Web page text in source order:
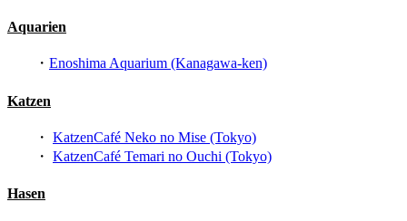
Aquarien
・ Enoshima Aquarium (Kanagawa-ken)
Katzen
・ KatzenCafé Neko no Mise (Tokyo)
・ KatzenCafé Temari no Ouchi (Tokyo)
Hasen